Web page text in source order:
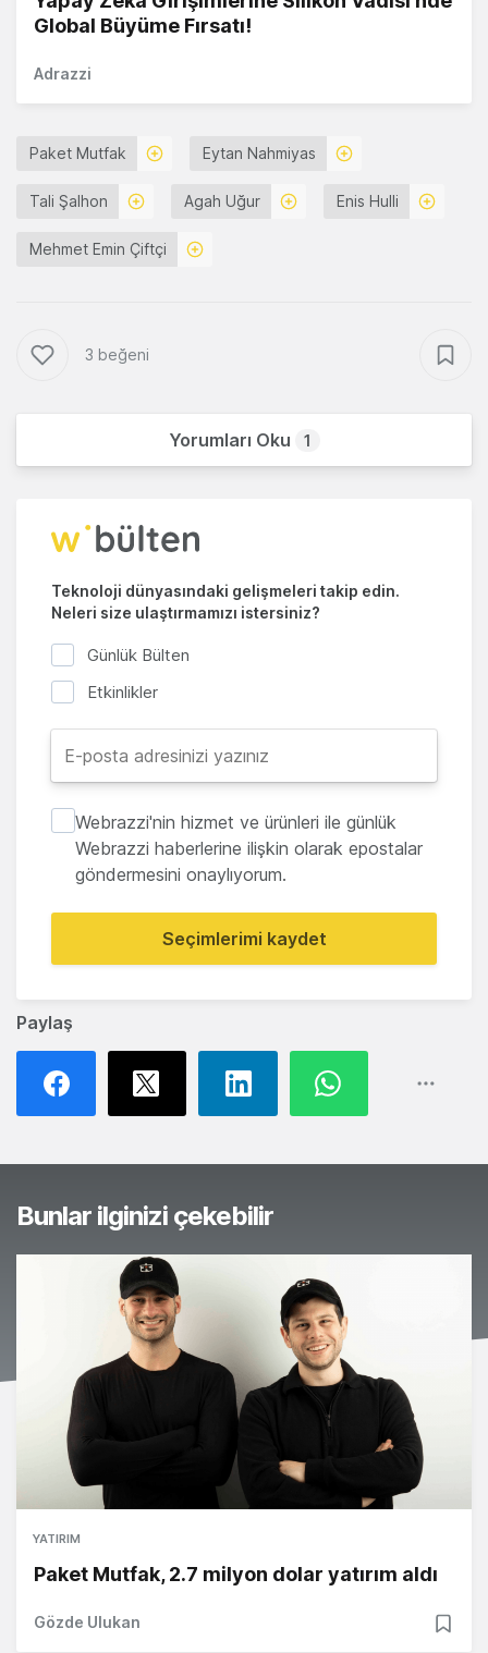
Paylaş
Global Büyüme Fırsatı!
Adrazzi
Paket Mutfak Eytan Nahmiyas
Tali Şalhon Agah Uğur Enis Hulli
Mehmet Emin Çiftçi
3 beğeni
Yorumları Oku 1
Teknoloji dünyasındaki gelişmeleri takip edin.
Neleri size ulaştırmamızı istersiniz?
Günlük Bülten
Etkinlikler
Webrazzi'nin hizmet ve ürünleri ile günlük
Webrazzi haberlerine ilişkin olarak epostalar
göndermesini onaylıyorum.
Seçimlerimi kaydet
Bunlar ilginizi çekebilir
YATIRIM
Paket Mutfak, 2.7 milyon dolar yatırım aldı
Gözde Ulukan